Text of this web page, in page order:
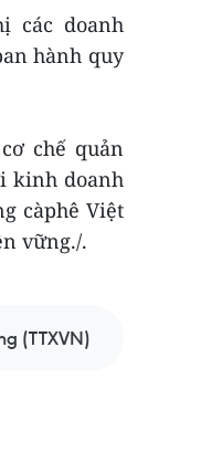
các doanh
hành quy
chế quản
kinh doanh
càphê Việt
vững./.
(TTXVN)